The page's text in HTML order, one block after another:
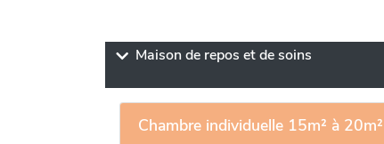
Maison de repos et de soins
Chambre individuelle 15m² à 20m²